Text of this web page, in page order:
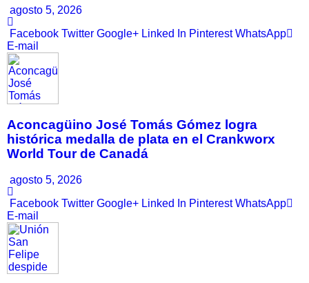
agosto 5, 2026
Facebook Twitter Google+ Linked In Pinterest WhatsApp
E-mail
Aconcagüino José Tomás Gómez logra
histórica medalla de plata en el Crankworx
World Tour de Canadá
agosto 5, 2026
Facebook Twitter Google+ Linked In Pinterest WhatsApp
E-mail